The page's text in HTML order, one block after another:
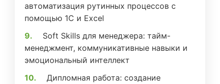
автоматизация рутинных процессов с
помощью 1С и Excel
Soft Skills для менеджера: тайм-
менеджмент, коммуникативные навыки и
эмоциональный интеллект
Дипломная работа: создание